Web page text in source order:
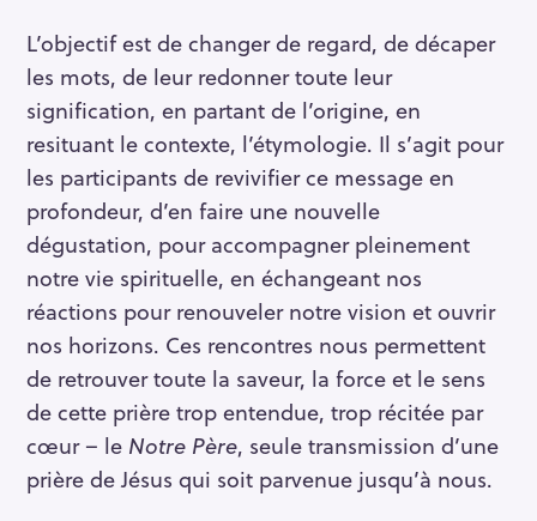
L’objectif est de changer de regard, de décaper
les mots, de leur redonner toute leur
signification, en partant de l’origine, en
resituant le contexte, l’étymologie. Il s’agit pour
les participants de revivifier ce message en
profondeur, d’en faire une nouvelle
dégustation, pour accompagner pleinement
notre vie spirituelle, en échangeant nos
réactions pour renouveler notre vision et ouvrir
nos horizons. Ces rencontres nous permettent
de retrouver toute la saveur, la force et le sens
de cette prière trop entendue, trop récitée par
cœur – le Notre Père, seule transmission d’une
prière de Jésus qui soit parvenue jusqu’à nous.